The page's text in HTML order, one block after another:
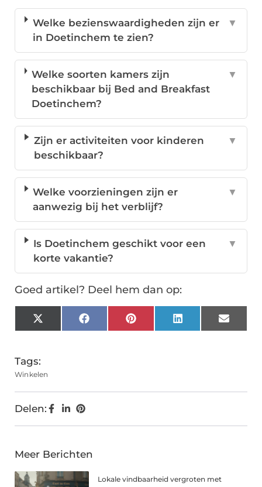
Welke bezienswaardigheden zijn er
in Doetinchem te zien?
▼
Welke soorten kamers zijn
beschikbaar bij Bed and Breakfast
Doetinchem?
▼
Zijn er activiteiten voor kinderen
beschikbaar?
▼
Welke voorzieningen zijn er
aanwezig bij het verblijf?
▼
Is Doetinchem geschikt voor een
korte vakantie?
▼
Goed artikel? Deel hem dan op:
X
(Twitter)
FacebookPinterestLinkedInEmail
Tags:
Winkelen
Delen:
Meer Berichten
Lokale vindbaarheid vergroten met